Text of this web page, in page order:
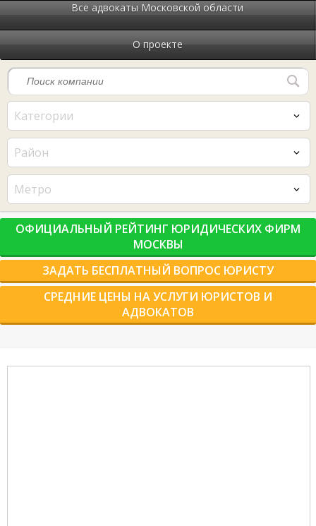
Все адвокаты Московской области
О проекте
Категории
Район
Метро
ОФИЦИАЛЬНЫЙ РЕЙТИНГ ЮРИДИЧЕСКИХ ФИРМ
МОСКВЫ
ЗАДАТЬ БЕСПЛАТНЫЙ ВОПРОС ЮРИСТУ
СРЕДНИЕ ЦЕНЫ НА УСЛУГИ ЮРИСТОВ И
АДВОКАТОВ